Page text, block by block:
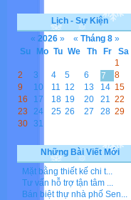
Lịch - Sự Kiện
« 2026 » « Tháng 8 »
Su
Mo Tu We Th Fr
Sa
1
2
3 4 5 6 7
8
9
10 11 12 13 14 15
16
17 18 19 20 21 22
23
24 25 26 27 28 29
30
31
Những Bài Viết Mới
Mặt bằng thiết kế chi t...
Tư vấn hỗ trợ tận tâm ...
Bán biệt thự nhà phố Sen...